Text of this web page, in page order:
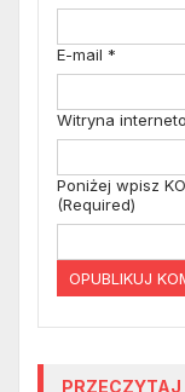
E-mail *
Witryna
Poniżej wpisz
(Required)
PRZECZYTAJ